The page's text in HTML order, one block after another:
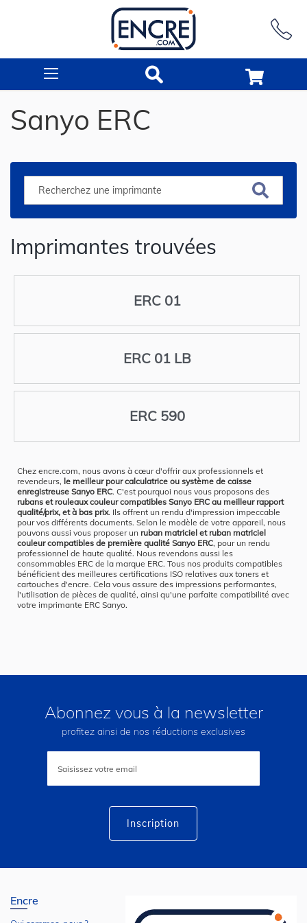
Sanyo ERC
Imprimantes trouvées
ERC 01
ERC 01 LB
ERC 590
Chez encre.com, nous avons à cœur d'offrir aux professionnels et
revendeurs, le meilleur pour calculatrice ou système de caisse
enregistreuse Sanyo ERC. C'est pourquoi nous vous proposons des
rubans et rouleaux couleur compatibles Sanyo ERC au meilleur rapport
qualité/prix, et à bas prix. Ils offrent un rendu d'impression impeccable
pour vos différents documents. Selon le modèle de votre appareil, nous
pouvons aussi vous proposer un ruban matriciel et ruban matriciel
couleur compatibles de première qualité Sanyo ERC, pour un rendu
professionnel de haute qualité. Nous revendons aussi les
consommables ERC de la marque ERC. Tous nos produits compatibles
bénéficient des meilleures certifications ISO relatives aux toners et
cartouches d'encre. Cela vous assure des impressions performantes,
l'utilisation de pièces de qualité, ainsi qu'une parfaite compatibilité avec
votre imprimante ERC Sanyo.
Abonnez vous à la newsletter
profitez ainsi de nos réductions exclusives
lettre
Inscription
Encre